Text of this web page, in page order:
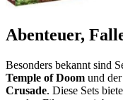
Abenteuer,
Besonders bekannt sind
Temple of Doom und der
Crusade. Diese Sets